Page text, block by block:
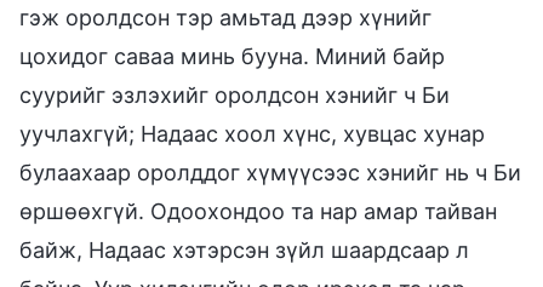
гэж оролдсон тэр амьтад дээр хүнийг
цохидог саваа минь бууна. Миний байр
суурийг эзлэхийг оролдсон хэнийг ч Би
уучлахгүй; Надаас хоол хүнс, хувцас хунар
булаахаар оролддог хүмүүсээс хэнийг нь ч Би
өршөөхгүй. Одоохондоо та нар амар тайван
байж, Надаас хэтэрсэн зүйл шаардсаар л